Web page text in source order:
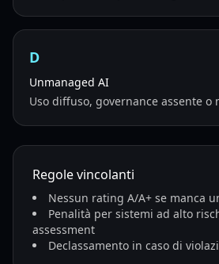
D
Unmanaged AI
Uso diffuso, governance assente o
Regole vincolanti
Nessun rating A/A+ se manca
Penalità per sistemi ad alto
assessment
Declassamento in caso di